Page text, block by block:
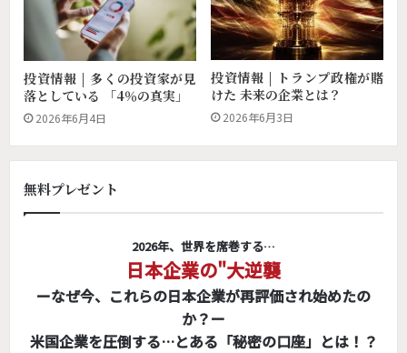
投資情報 | 多くの投資家が見
落としている 「4％の真実」
2026年6月4日
投資情報 | トランプ政権が賭
けた 未来の企業とは？
2026年6月3日
無料プレゼント
2026年、世界を席巻する…
日本企業の"大逆襲
ーなぜ今、これらの日本企業が再評価され始めたの
か？ー
米国企業を圧倒する…とある「秘密の口座」とは！？